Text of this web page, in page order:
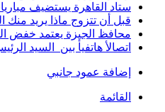
ستاد القاهرة يستضيف مباريات 5 أندية في الدوري
قبل أن تتزوج ماذا يريد منك
محافظ الجيزة يعتمد خفض الحد
اتصالأ هاتفيأ بين السيد
إضافة عمود جانبي
القائمة